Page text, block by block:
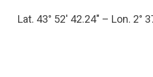
Lat. 43° 52′ 42.24″ – Lon. 2°